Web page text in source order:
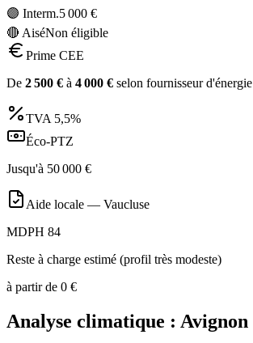
🟣 Interm.5 000 €
🔴 AiséNon éligible
Prime CEE
De 2 500 € à 4 000 € selon fournisseur d'énergie
TVA 5,5%
Éco-PTZ
Jusqu'à 50 000 €
Aide locale — Vaucluse
MDPH 84
Reste à charge estimé (profil très modeste)
à partir de 0 €
Analyse climatique : Avignon